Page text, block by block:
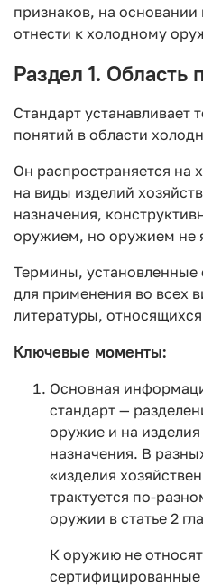
признаков, на
отнести к холодному
Раздел 1. Область
Стандарт устанавливает
понятий в области
Он распространяется на
на виды изделий
назначения,
оружием, но оружием не
Термины, установленные
для применения во всех
литературы,
Ключевые моменты:
Основная
стандарт —
оружие и на
назначения. В
«изделия
трактуется по-
оружии в статье 2
К оружию не
сертифицированные